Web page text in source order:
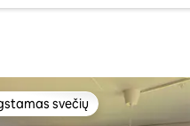
mėgstamiausias
svečių